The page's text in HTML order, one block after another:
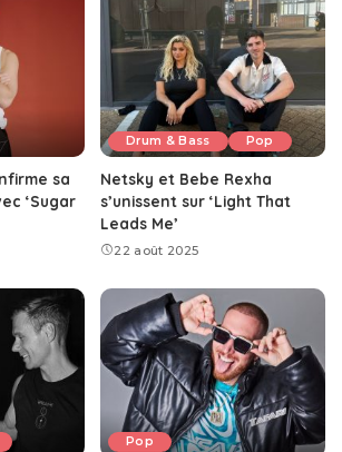
sa
‘Sugar
Drum & Bass Pop
Netsky et Bebe Rexha
s’unissent sur ‘Light That
Leads Me’
22 août 2025
Pop